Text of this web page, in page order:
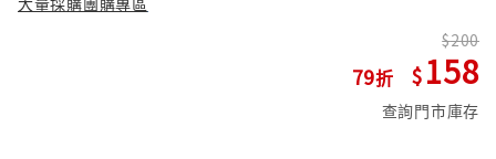
79
200
158
查詢門市庫存